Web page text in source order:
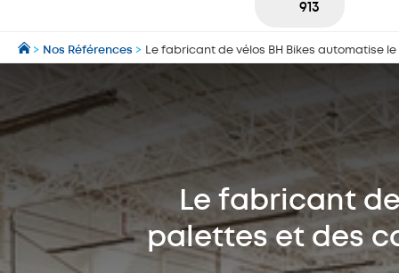
913
> Nos Références > Le fabricant de vélos BH Bikes automatise
Le fabricant
palettes et des